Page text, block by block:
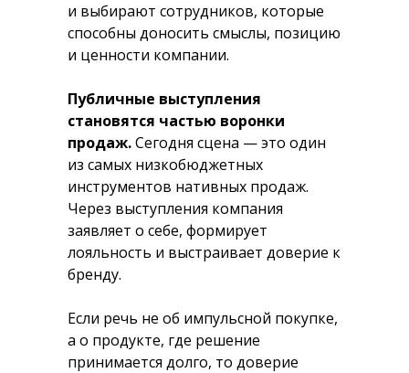
и выбирают сотрудников, которые
способны доносить смыслы, позицию
и ценности компании.
Публичные выступления
становятся частью воронки
продаж.Сегодня сцена — это один
из самых низкобюджетных
инструментов нативных продаж.
Через выступления компания
заявляет о себе, формирует
лояльность и выстраивает доверие к
бренду.
Если речь не об импульсной покупке,
а о продукте, где решение
принимается долго, то доверие